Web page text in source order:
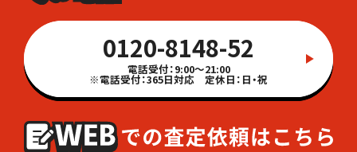
0120-8148-52
電話受付：9:00～21:00
※電話受付：365日対応 定休日：日・祝